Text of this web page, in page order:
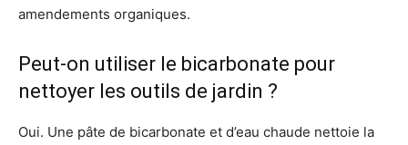
amendements organiques.
Peut-on utiliser le bicarbonate pour
nettoyer les outils de jardin ?
Oui. Une pâte de bicarbonate et d’eau chaude nettoie la